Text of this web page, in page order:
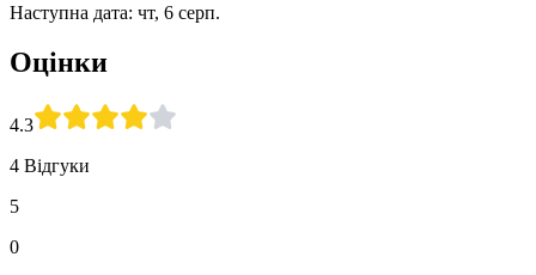
Наступна дата: чт, 6 серп.
Оцінки
4.3
4 Відгуки
5
0